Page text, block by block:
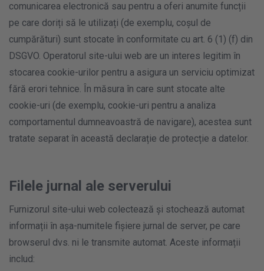
comunicarea electronică sau pentru a oferi anumite funcții
pe care doriți să le utilizați (de exemplu, coșul de
cumpărături) sunt stocate în conformitate cu art. 6 (1) (f) din
DSGVO. Operatorul site-ului web are un interes legitim în
stocarea cookie-urilor pentru a asigura un serviciu optimizat
fără erori tehnice. În măsura în care sunt stocate alte
cookie-uri (de exemplu, cookie-uri pentru a analiza
comportamentul dumneavoastră de navigare), acestea sunt
tratate separat în această declarație de protecție a datelor.
Filele jurnal ale serverului
Furnizorul site-ului web colectează și stochează automat
informații în așa-numitele fișiere jurnal de server, pe care
browserul dvs. ni le transmite automat. Aceste informații
includ: